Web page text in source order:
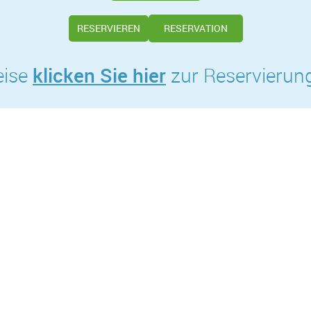
RESERVIEREN RESERVATION
klicken Sie hier zur